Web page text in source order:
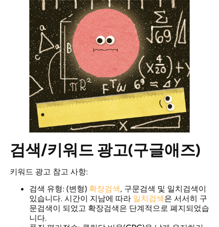
검색/키워드 광고(구글애즈)
키워드 광고 참고 사항:
검색 유형: (변형) 확장검색, 구문검색 및 일치검색이
있습니다. 시간이 지남에 따라 일치검색은 서서히 구
문검색이 되었고 확장검색은 단계적으로 폐지되었습
니다.